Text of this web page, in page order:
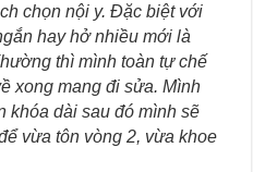
chọn nội y. Đặc biệt với
hay hở nhiều mới là
thì mình toàn tự chế
xong mang đi sửa. Mình
khóa dài sau đó mình sẽ
vừa tôn vòng 2, vừa khoe